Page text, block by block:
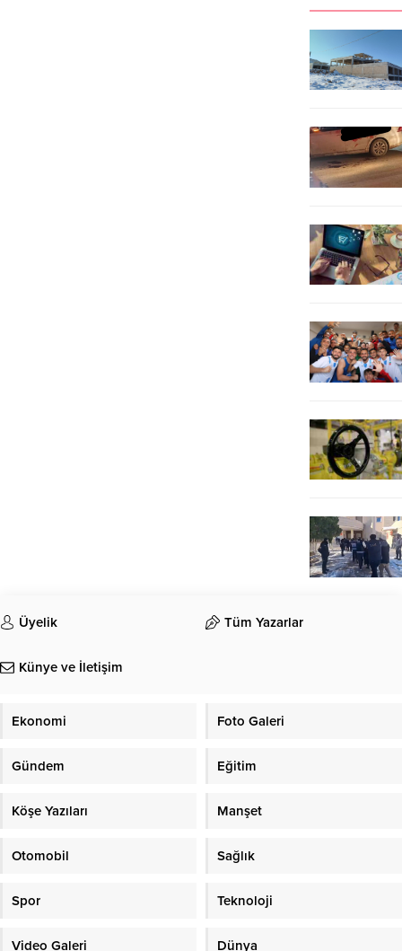
Üyelik Tüm Yazarlar
Künye ve İletişim
Ekonomi Foto Galeri
Gündem Eğitim
Köşe Yazıları Manşet
Otomobil Sağlık
Spor Teknoloji
Video Galeri Dünya